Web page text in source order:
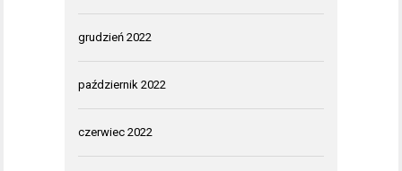
grudzień 2022
październik 2022
czerwiec 2022